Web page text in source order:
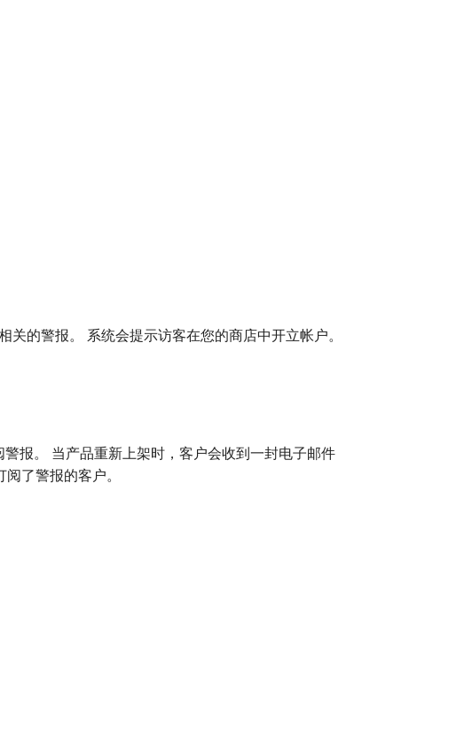
的警报。 系统会提示访客在您的商店中开立帐户。
报。 当产品重新上架时，客户会收到一封电子邮件
了警报的客户。